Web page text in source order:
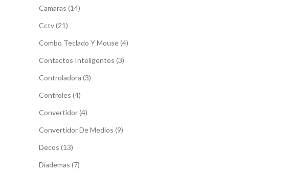
Camaras 1414
Cctv 2121
Combo Teclado Y Mouse 44
Contactos Inteligentes 33
Controladora 33
Controles 44
Convertidor 44
Convertidor De Medios 99
Decos 1313
Diademas 77